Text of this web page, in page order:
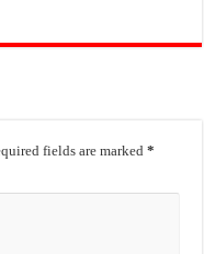
fields are marked*